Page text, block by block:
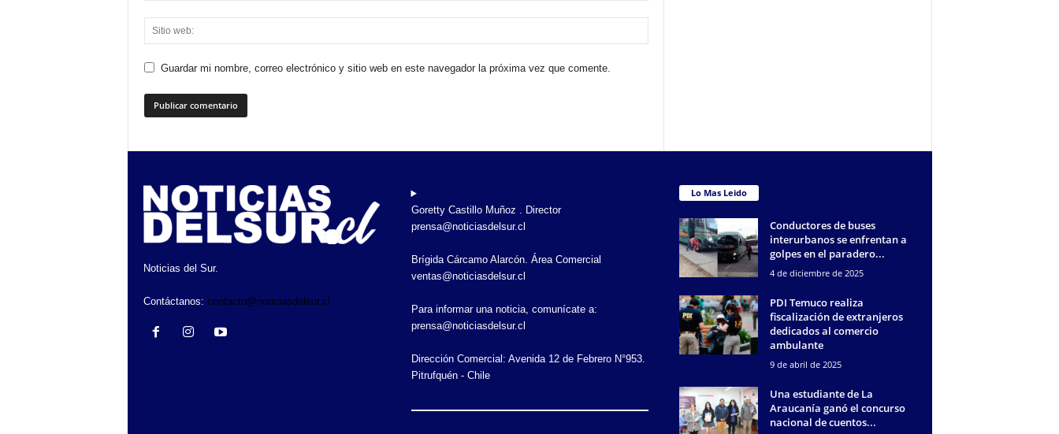
Guardar mi nombre, correo electrónico y sitio web en este navegador la próxima vez que comente.
Noticias del Sur.
Contáctanos: contacto@noticiasdelsur.cl
Goretty Castillo Muñoz . Director
prensa@noticiasdelsur.cl
Brígida Cárcamo Alarcón. Área Comercial
ventas@noticiasdelsur.cl
Para informar una noticia, comunícate a:
prensa@noticiasdelsur.cl
Dirección Comercial: Avenida 12 de Febrero N°953.
Pitrufquén - Chile
Lo Mas Leido
Conductores de buses
interurbanos se enfrentan a
golpes en el paradero...
4 de diciembre de 2025
PDI Temuco realiza
fiscalización de extranjeros
dedicados al comercio
ambulante
9 de abril de 2025
Una estudiante de La
Araucanía ganó el concurso
nacional de cuentos...